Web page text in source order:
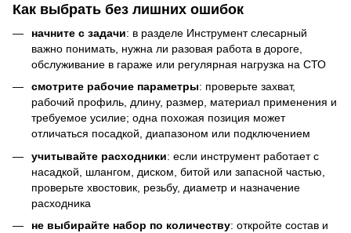
Как выбрать без лишних ошибок
начните с задачи: в разделе Инструмент слесарный
важно понимать, нужна ли разовая работа в дороге,
обслуживание в гараже или регулярная нагрузка на СТО
смотрите рабочие параметры: проверьте захват,
рабочий профиль, длину, размер, материал применения и
требуемое усилие; одна похожая позиция может
отличаться посадкой, диапазоном или подключением
учитывайте расходники: если инструмент работает с
насадкой, шлангом, диском, битой или запасной частью,
проверьте хвостовик, резьбу, диаметр и назначение
расходника
не выбирайте набор по количеству: откройте состав и